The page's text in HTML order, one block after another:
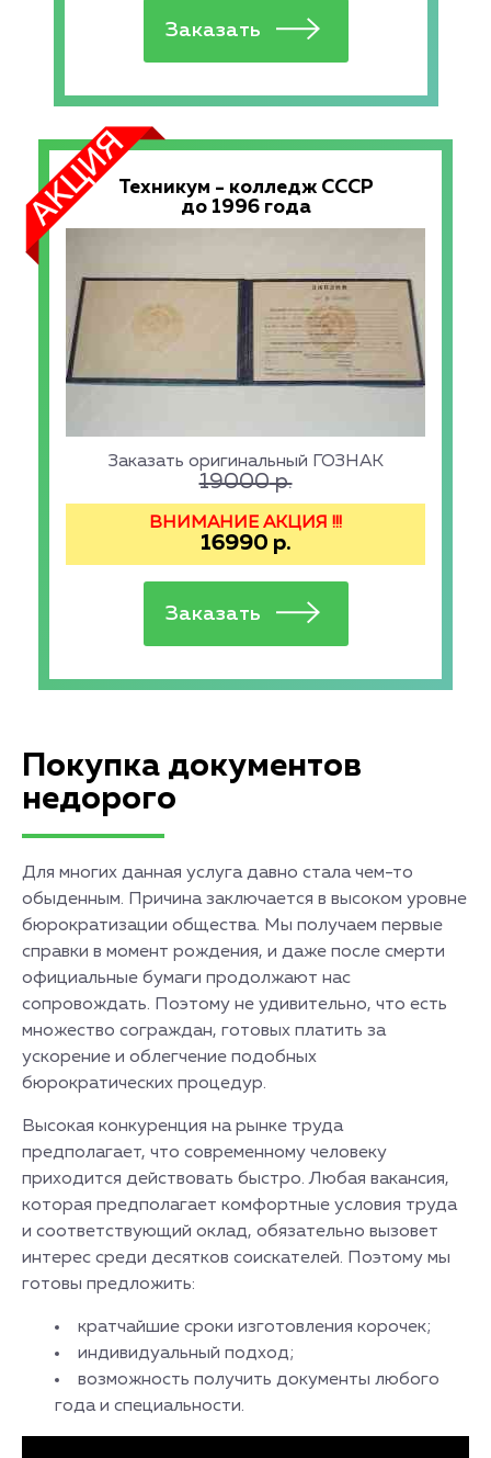
Техникум - колледж СССР
до 1996 года
Заказать оригинальный ГОЗНАК
19000р.
ВНИМАНИЕ АКЦИЯ !!!
16990 р.
Покупка документов
недорого
Для многих данная услуга давно стала чем-то
обыденным. Причина заключается в высоком уровне
бюрократизации общества. Мы получаем первые
справки в момент рождения, и даже после смерти
официальные бумаги продолжают нас
сопровождать. Поэтому не удивительно, что есть
множество сограждан, готовых платить за
ускорение и облегчение подобных
бюрократических процедур.
Высокая конкуренция на рынке труда
предполагает, что современному человеку
приходится действовать быстро. Любая вакансия,
которая предполагает комфортные условия труда
и соответствующий оклад, обязательно вызовет
интерес среди десятков соискателей. Поэтому мы
готовы предложить:
кратчайшие сроки изготовления корочек;
индивидуальный подход;
возможность получить документы любого
года и специальности.